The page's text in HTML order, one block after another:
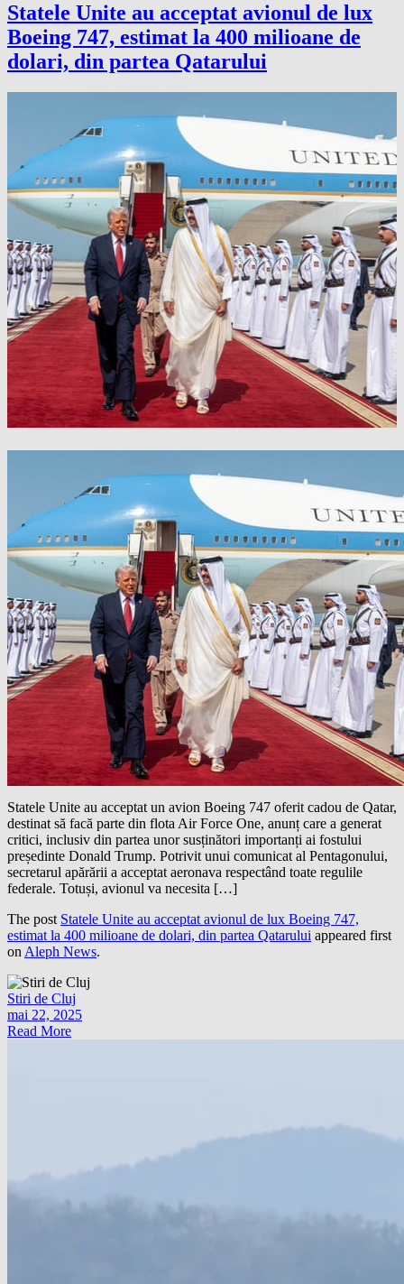
Statele Unite au acceptat avionul de lux
Boeing 747, estimat la 400 milioane de
dolari, din partea Qatarului
Statele Unite au acceptat un avion Boeing 747 oferit cadou de Qatar,
destinat să facă parte din flota Air Force One, anunț care a generat
critici, inclusiv din partea unor susținători importanți ai fostului
președinte Donald Trump. Potrivit unui comunicat al Pentagonului,
secretarul apărării a acceptat aeronava respectând toate regulile
federale. Totuși, avionul va necesita […]
The post Statele Unite au acceptat avionul de lux Boeing 747,
estimat la 400 milioane de dolari, din partea Qatarului appeared first
on Aleph News.
Stiri de Cluj
mai 22, 2025
Read More